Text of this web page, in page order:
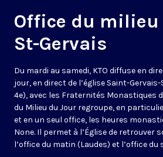
Office du
St-Gervais
Du mardi au samedi, KTO diffuse en
jour, en direct de l’église Saint-
4e), avec les Fraternités Monastiques
du Milieu du Jour regroupe, en
et en un seul office, les heures
None. Il permet à l’Église de retrouver
l’office du matin (Laudes) et l’office du